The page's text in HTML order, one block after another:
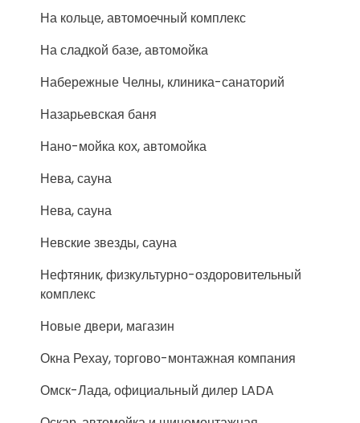
На кольце, автомоечный комплекс
На сладкой базе, автомойка
Набережные Челны, клиника-санаторий
Назарьевская баня
Нано-мойка кох, автомойка
Нева, сауна
Нева, сауна
Невские звезды, сауна
Нефтяник, физкультурно-оздоровительный
комплекс
Новые двери, магазин
Окна Рехау, торгово-монтажная компания
Омск-Лада, официальный дилер LADA